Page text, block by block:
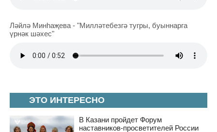
ЭТО ИНТЕРЕСНО
В Казани пройдет Форум
наставников-просветителей России
Ләйлә Минһаҗева - "Милләтебезгә тугры, буыннарга
үрнәк шәхес"